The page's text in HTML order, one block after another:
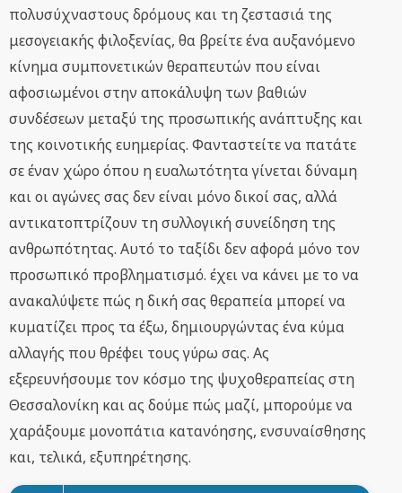
πολυσύχναστους δρόμους και τη ζεστασιά της
μεσογειακής φιλοξενίας, θα βρείτε ένα αυξανόμενο
κίνημα συμπονετικών θεραπευτών που είναι
αφοσιωμένοι στην αποκάλυψη των βαθιών
συνδέσεων μεταξύ της προσωπικής ανάπτυξης και
της κοινοτικής ευημερίας. Φανταστείτε να πατάτε
σε έναν χώρο όπου η ευαλωτότητα γίνεται δύναμη
και οι αγώνες σας δεν είναι μόνο δικοί σας, αλλά
αντικατοπτρίζουν τη συλλογική συνείδηση της
ανθρωπότητας. Αυτό το ταξίδι δεν αφορά μόνο τον
προσωπικό προβληματισμό. έχει να κάνει με το να
ανακαλύψετε πώς η δική σας θεραπεία μπορεί να
κυματίζει προς τα έξω, δημιουργώντας ένα κύμα
αλλαγής που θρέφει τους γύρω σας. Ας
εξερευνήσουμε τον κόσμο της ψυχοθεραπείας στη
Θεσσαλονίκη και ας δούμε πώς μαζί, μπορούμε να
χαράξουμε μονοπάτια κατανόησης, ενσυναίσθησης
και, τελικά, εξυπηρέτησης.